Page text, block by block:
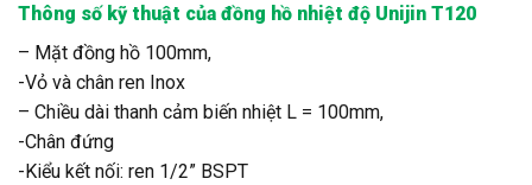
Thông số kỹ thuật của đồng hồ nhiệt độ Unijin T120
– Mặt đồng hồ 100mm,
-Vỏ và chân ren Inox
– Chiều dài thanh cảm biến nhiệt L = 100mm,
-Chân đứng
-Kiểu kết nối: ren 1/2” BSPT